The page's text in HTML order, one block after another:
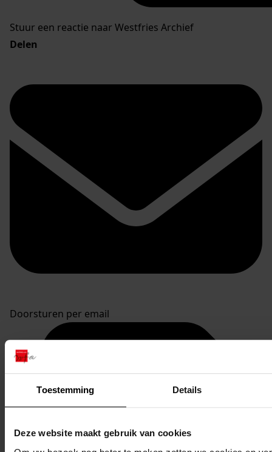
Toestemming Details
Deze website maakt gebruik van cookies
Stuur een reactie naar Westfries Archief
Delen
Doorsturen per email